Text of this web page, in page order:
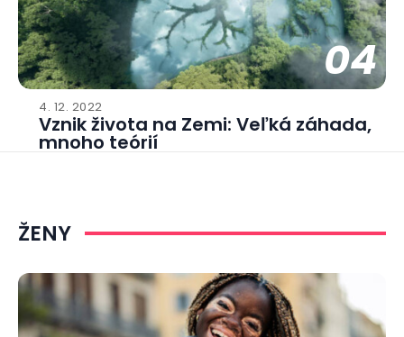
04
4. 12. 2022
Vznik života na Zemi: Veľká záhada,
mnoho teórií
ŽENY